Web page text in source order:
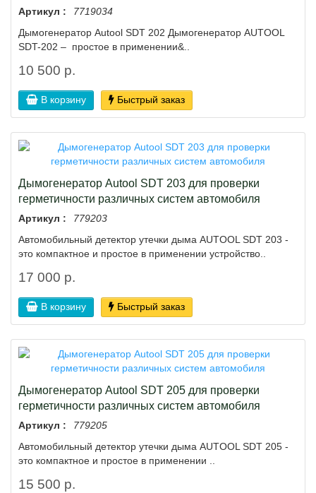
Артикул :
7719034
Дымогенератор Autool SDT 202 Дымогенератор AUTOOL
SDT-202 – простое в применении&..
10 500 р.
В корзину Быстрый заказ
Дымогенератор Autool SDT 203 для проверки
герметичности различных систем автомобиля
Артикул :
779203
Автомобильный детектор утечки дыма AUTOOL SDT 203 -
это компактное и простое в применении устройство..
17 000 р.
В корзину Быстрый заказ
Дымогенератор Autool SDT 205 для проверки
герметичности различных систем автомобиля
Артикул :
779205
Автомобильный детектор утечки дыма AUTOOL SDT 205 -
это компактное и простое в применении ..
15 500 р.